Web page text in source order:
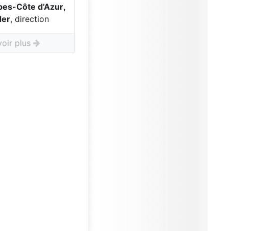
Côte d’Azur,
, direction
plus